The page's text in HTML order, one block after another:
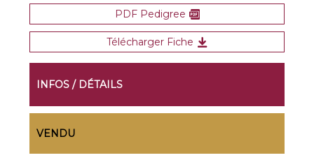
PDF Pedigree
Télécharger Fiche
INFOS / DÉTAILS
VENDU